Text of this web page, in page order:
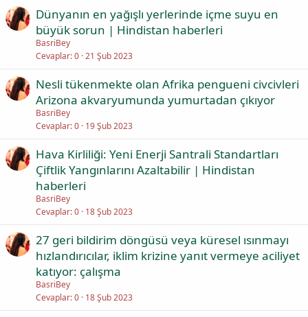
Dünyanın en yağışlı yerlerinde içme suyu en
büyük sorun | Hindistan haberleri
BasriBey
Cevaplar 0 21 Şub 2023
Nesli tükenmekte olan Afrika pengueni civcivleri
Arizona akvaryumunda yumurtadan çıkıyor
BasriBey
Cevaplar 0 19 Şub 2023
Hava Kirliliği: Yeni Enerji Santrali Standartları
Çiftlik Yangınlarını Azaltabilir | Hindistan
haberleri
BasriBey
Cevaplar 0 18 Şub 2023
27 geri bildirim döngüsü veya küresel ısınmayı
hızlandırıcılar, iklim krizine yanıt vermeye aciliyet
katıyor: çalışma
BasriBey
Cevaplar 0 18 Şub 2023